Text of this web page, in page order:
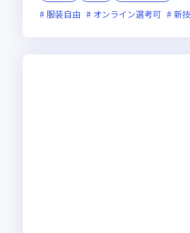
服装自由
オンライン選考可 新